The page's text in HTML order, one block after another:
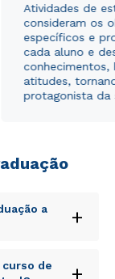
Atividades de
consideram os
específicos e
cada aluno e
conhecimentos,
atitudes,
protagonista da
a
+
error sit
de
+